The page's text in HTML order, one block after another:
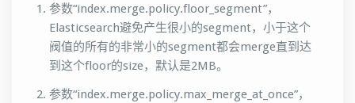
参数“index.merge.policy.floor_segment”，
Elasticsearch避免产生很小的segment，小于这个
阀值的所有的非常小的segment都会merge直到达
到这个floor的size，默认是2MB。
参数“index.merge.policy.max_merge_at_once”，